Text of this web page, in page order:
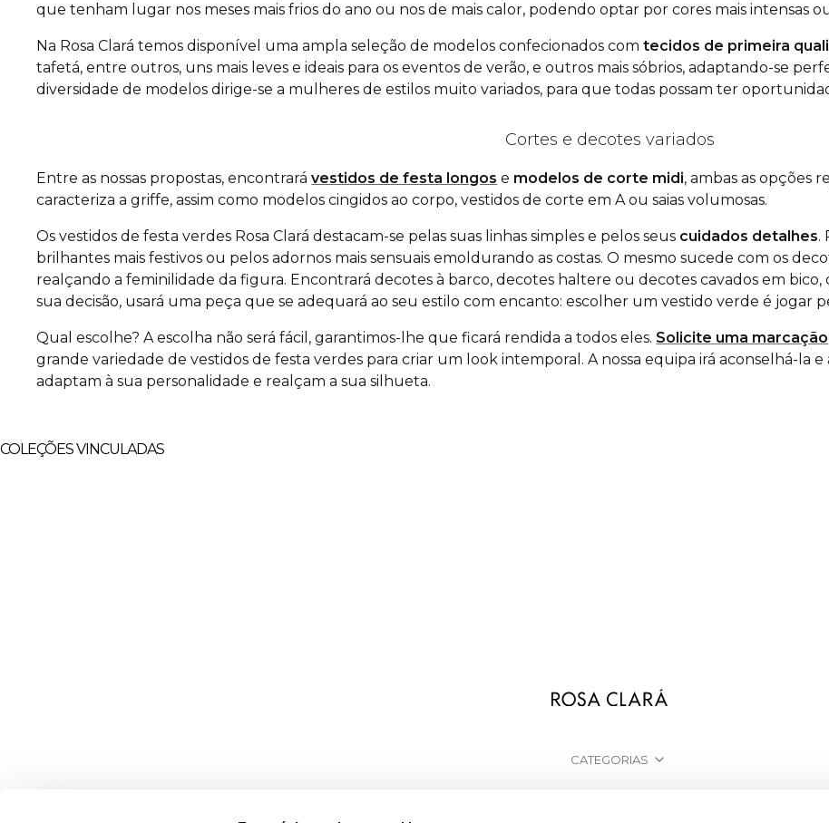
que tenham lugar nos meses mais frios do ano ou nos de mais calor, podendo optar por cores mais intensas
Na Rosa Clará temos disponível uma ampla seleção de modelos confecionados comtecidos de primeira
tafetá, entre outros, uns mais leves e ideais para os eventos de verão, e outros mais sóbrios, adaptando-se
diversidade de modelos dirige-se a mulheres de estilos muito variados, para que todas possam ter
Cortes e decotes variados
Entre as nossas propostas, encontrarávestidos de festa longos e modelos de corte midi, ambas as opções
caracteriza a griffe, assim como modelos cingidos ao corpo, vestidos de corte em A ou saias volumosas.
Os vestidos de festa verdes Rosa Clará destacam-se pelas suas linhas simples e pelos seus cuidados detalhes.
brilhantes mais festivos ou pelos adornos mais sensuais emoldurando as costas. O mesmo sucede com os
realçando a feminilidade da figura. Encontrará decotes à barco, decotes haltere ou decotes cavados em bico,
sua decisão, usará uma peça que se adequará ao seu estilo com encanto: escolher um vestido verde é jogar
Qual escolhe? A escolha não será fácil, garantimos-lhe que ficará rendida a todos eles. Solicite uma marcação
grande variedade de vestidos de festa verdes para criar um look intemporal. A nossa equipa irá aconselhá-la
adaptam à sua personalidade e realçam a sua silhueta.
COLEÇÕES VINCULADAS
CATEGORIAS